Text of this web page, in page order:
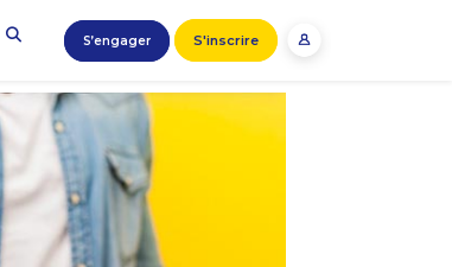
S’engager S'inscrire